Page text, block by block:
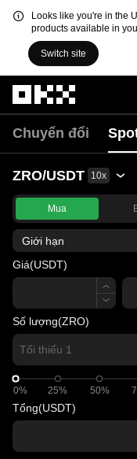
Looks like you're in the
products available in
Switch site
Chuyển đổi
ZRO/USDT 10x
Mua
Giới hạn
Giá(USDT)
Giá
Số lượng(ZRO)
0% 25% 50%
0%
Tổng(USDT)